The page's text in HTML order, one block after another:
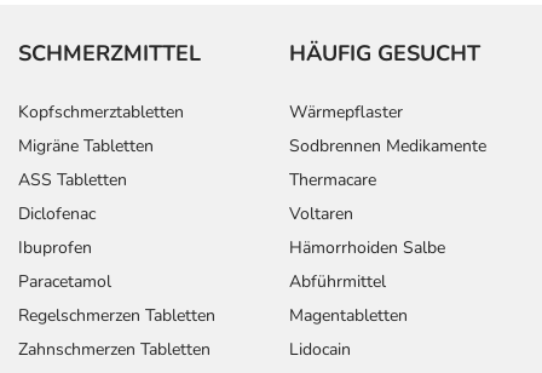
SCHMERZMITTEL
Kopfschmerztabletten
Migräne Tabletten
ASS Tabletten
Diclofenac
Ibuprofen
Paracetamol
Regelschmerzen Tabletten
Zahnschmerzen Tabletten
HÄUFIG GESUCHT
Wärmepflaster
Sodbrennen Medikamente
Thermacare
Voltaren
Hämorrhoiden Salbe
Abführmittel
Magentabletten
Lidocain